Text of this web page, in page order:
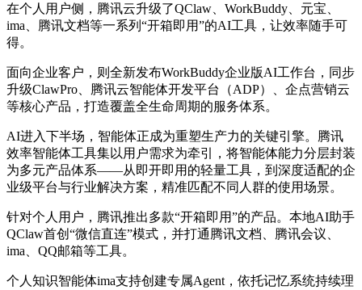
在个人用户侧，腾讯云升级了QClaw、WorkBuddy、元宝、
ima、腾讯文档等一系列“开箱即用”的AI工具，让效率随手可
得。
面向企业客户，则全新发布WorkBuddy企业版AI工作台，同步
升级ClawPro、腾讯云智能体开发平台（ADP）、企点营销云
等核心产品，打造覆盖全生命周期的服务体系。
AI进入下半场，智能体正成为重塑生产力的关键引擎。腾讯
效率智能体工具集以用户需求为牵引，将智能体能力分层封装
为多元产品体系——从即开即用的轻量工具，到深度适配的企
业级平台与行业解决方案，精准匹配不同人群的使用场景。
针对个人用户，腾讯推出多款“开箱即用”的产品。本地AI助手
QClaw首创“微信直连”模式，并打通腾讯文档、腾讯会议、
ima、QQ邮箱等工具。
个人知识智能体ima支持创建专属Agent，依托记忆系统持续理